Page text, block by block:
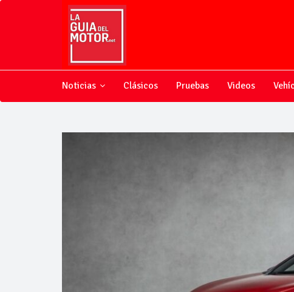
Noticias Clásicos Pruebas Videos